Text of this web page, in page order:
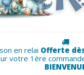
en relai Offerte
votre 1ère